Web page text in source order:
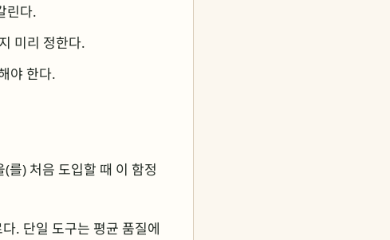
린다.
미리 정한다.
야 한다.
를) 처음 도입할 때 이 함정
. 단일 도구는 평균 품질에